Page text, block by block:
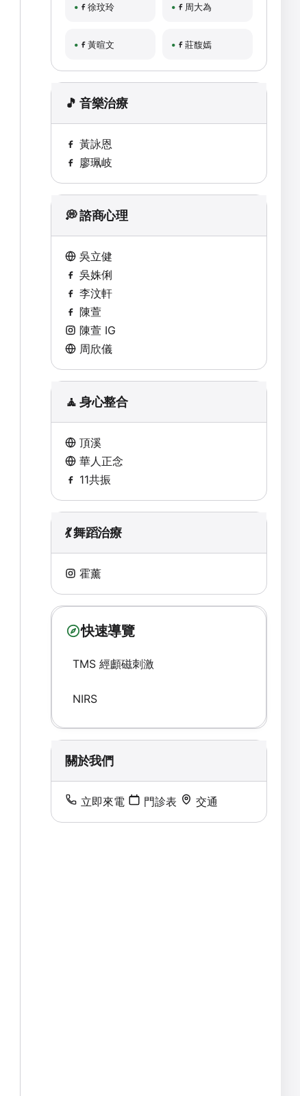
徐玟玲 周大為
黃暄文 莊馥嫣
🎵 音樂治療
黃詠恩
廖珮岐
💭 諮商心理
吳立健
吳姝俐
李汶軒
陳萱
陳萱 IG
周欣儀
🧘 身心整合
頂溪
華人正念
11共振
💃 舞蹈治療
霍薰
快速導覽
TMS 經顱磁刺激
NIRS
關於我們
立即來電 門診表 交通